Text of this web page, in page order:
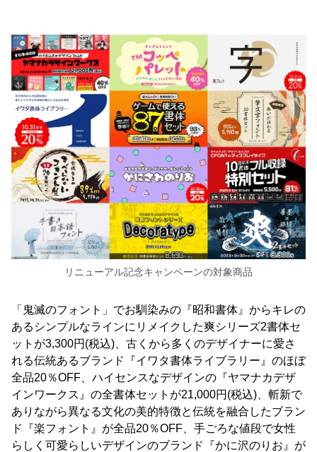
リニューアル記念キャンペーンの対象商品
「鬼滅のフォント」でお馴染みの『昭和書体』からキレの
あるシンプルなラインにリメイクした爽シリーズ2書体セ
ットが3,300円(税込)、古くから多くのデザイナーに愛さ
れる伝統あるブランド『イワタ書体ライブラリー』のほぼ
全品20％OFF、ハイセンスなデザインの『ヤマナカデザ
インワークス』の全書体セットが21,000円(税込)、斬新で
ありながら異なる文化の美的特徴と伝統を融合したブラン
ド『楽フォント』が全品20％OFF、手ごろな値段で女性
らしく可愛らしいデザインのブランド『かに沢のりお』が